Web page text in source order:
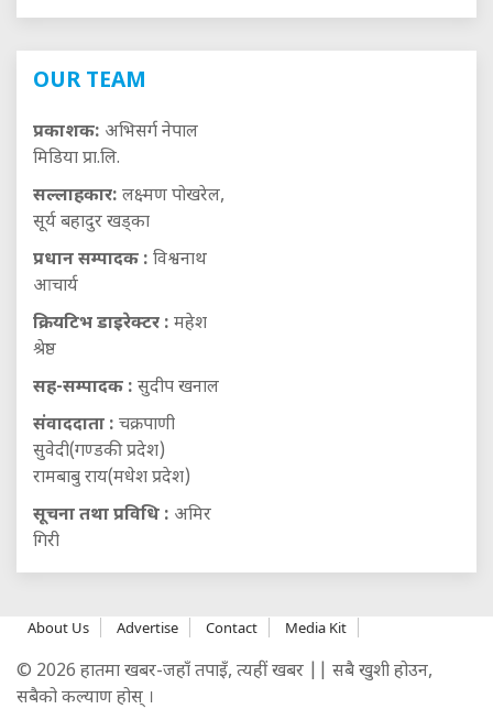
OUR TEAM
प्रकाशक: अभिसर्ग नेपाल
मिडिया प्रा.लि.
सल्लाहकार: लक्ष्मण पोखरेल,
सूर्य बहादुर खड्का
प्रधान सम्पादक : विश्वनाथ
आचार्य
क्रियटिभ डाइरेक्टर : महेश
श्रेष्ठ
सह-सम्पादक : सुदीप खनाल
संवाददाता : चक्रपाणी
सुवेदी(गण्डकी प्रदेश)
रामबाबु राय(मधेश प्रदेश)
सूचना तथा प्रविधि : अमिर
गिरी
About Us Advertise Contact Media Kit
© 2026 हातमा खबर-जहाँ तपाइँ, त्यहीं खबर || सबै खुशी होउन,
सबैको कल्याण होस् ।